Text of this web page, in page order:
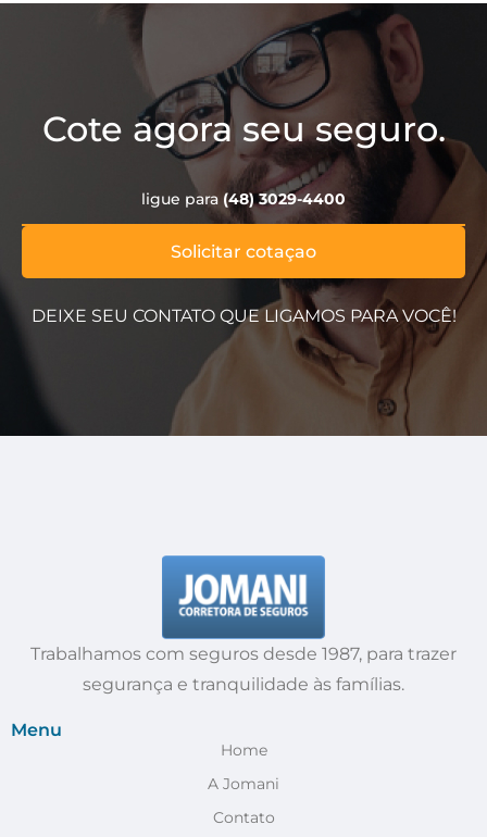
Cote agora seu seguro.
Solicitar cotaçao
ligue para (48) 3029-4400
DEIXE SEU CONTATO QUE LIGAMOS PARA VOCÊ!
Trabalhamos com seguros desde 1987, para trazer
segurança e tranquilidade às famílias.
Menu
Home
A Jomani
Contato